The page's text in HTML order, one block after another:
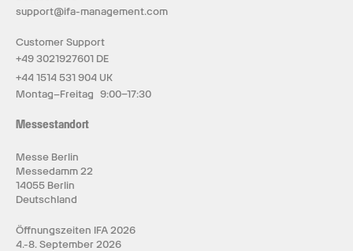
support@ifa-management.com
Customer Support
+49 3021927601 DE
+44 1514 531 904 UK
Montag–Freitag 9:00–17:30
Messestandort
Messe Berlin
Messedamm 22
14055 Berlin
Deutschland
Öffnungszeiten IFA 2026
4.-8. September 2026